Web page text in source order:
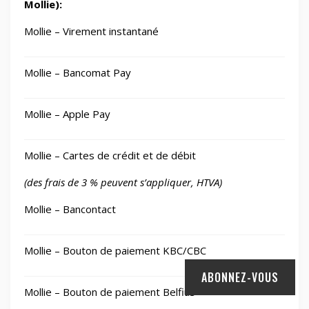
Mollie):
Mollie – Virement instantané
Mollie – Bancomat Pay
Mollie – Apple Pay
Mollie – Cartes de crédit et de débit
(des frais de 3 % peuvent s’appliquer, HTVA)
Mollie – Bancontact
Mollie – Bouton de paiement KBC/CBC
Mollie – Bouton de paiement Belfius
ABONNEZ-VOUS